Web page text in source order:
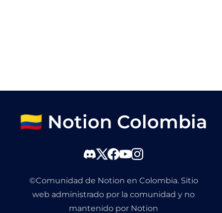
🇨🇴 Notion Colombia
©Comunidad de Notion en Colombia. Sitio
web administrado por la comunidad y no
mantenido por Notion